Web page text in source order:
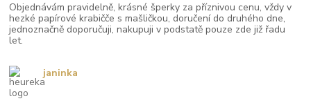
Objednávám pravidelně, krásné šperky za příznivou cenu, vždy v
hezké papírové krabičče s mašličkou, doručení do druhého dne,
jednoznačně doporučuji, nakupuji v podstatě pouze zde již řadu
let.
janinka